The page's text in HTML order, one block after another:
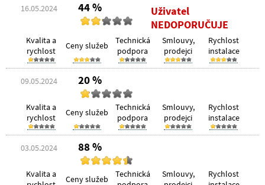
16.05.2024 44 %
Uživatel
NEDOPORUČUJE
Kvalita a
rychlost
Ceny služeb
Technická
podpora
Smlouvy,
prodejci
Rychlost
instalace
09.05.2024 20 %
Kvalita a
rychlost
Ceny služeb
Technická
podpora
Smlouvy,
prodejci
Rychlost
instalace
03.05.2024 88 %
Kvalita a
Ceny služeb
Technická
Smlouvy,
Rychlost